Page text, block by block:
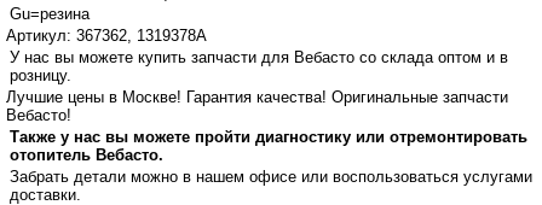
Gu=резина
Артикул: 367362, 1319378A
У нас вы можете купить запчасти для Вебасто со склада оптом и в
розницу.
Лучшие цены в Москве! Гарантия качества! Оригинальные запчасти
Вебасто!
Также у нас вы можете пройти диагностику или отремонтировать
отопитель Вебасто.
Забрать детали можно в нашем офисе или воспользоваться услугами
доставки.